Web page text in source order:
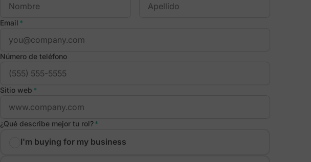
Email *
Número de teléfono
Sitio web *
¿Qué describe mejor tu rol?*
I'm buying for my business